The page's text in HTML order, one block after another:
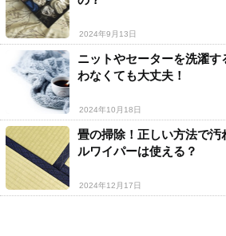
2024年9月13日
ニットやセーターを洗濯
わなくても大丈夫！
2024年10月18日
畳の掃除！正しい方法で汚
ルワイパーは使える？
2024年12月17日